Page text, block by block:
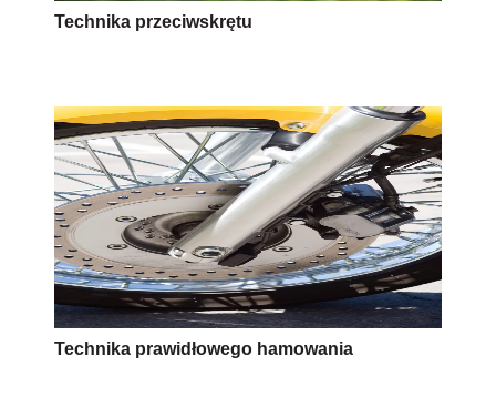
Technika przeciwskrętu
Technika prawidłowego hamowania